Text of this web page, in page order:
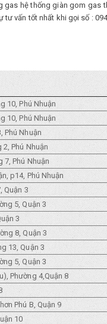
gas hệ thống giàn gom
tư vấn tốt nhất khi gọi số :
10, Phú Nhuận
10, Phú Nhuận
Phú Nhuận
Phú Nhuận
7, Phú Nhuận
p14, Phú Nhuận
Quận 3
5, Quận 3
3
8, Quận 3
13, Quận 3
5, Quận 3
Phường 4,Quận 8
Phú B, Quận 9
10